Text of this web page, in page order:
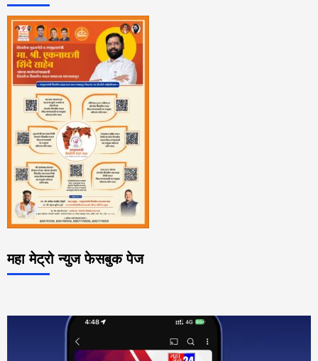
महा मेट्रो न्युज फेसबुक पेज